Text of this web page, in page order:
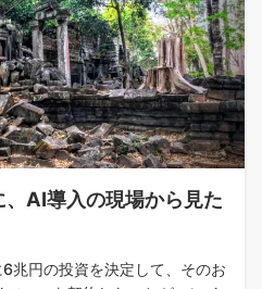
AI導入の現場から見た
円の投資を決定して、そのお